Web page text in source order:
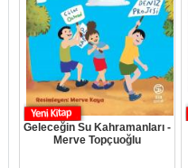
Geleceğin Su Kahramanları -
Merve Topçuoğlu